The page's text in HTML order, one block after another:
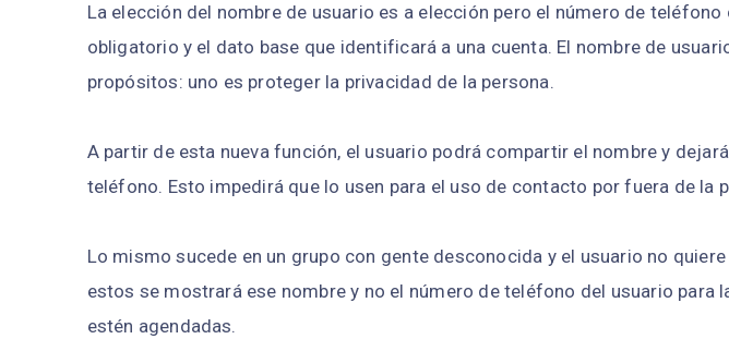
La elección del nombre de usuario es a elección pero el número de
obligatorio y el dato base que identificará a una cuenta. El nombre de
propósitos: uno es proteger la privacidad de la persona.
A partir de esta nueva función, el usuario podrá compartir el nombre y
teléfono. Esto impedirá que lo usen para el uso de contacto por fuera de la
Lo mismo sucede en un grupo con gente desconocida y el usuario no
estos se mostrará ese nombre y no el número de teléfono del usuario para
estén agendadas.